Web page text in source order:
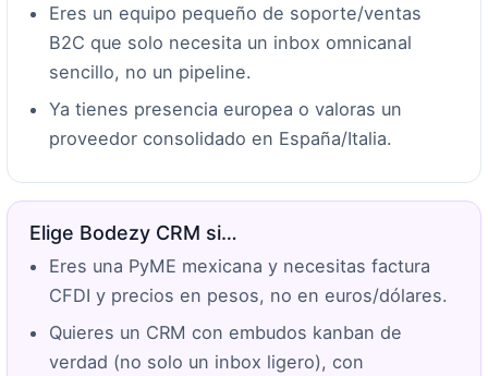
Eres un equipo pequeño de soporte/ventas
B2C que solo necesita un inbox omnicanal
sencillo, no un pipeline.
Ya tienes presencia europea o valoras un
proveedor consolidado en España/Italia.
Elige Bodezy CRM si…
Eres una PyME mexicana y necesitas factura
CFDI y precios en pesos, no en euros/dólares.
Quieres un CRM con embudos kanban de
verdad (no solo un inbox ligero), con